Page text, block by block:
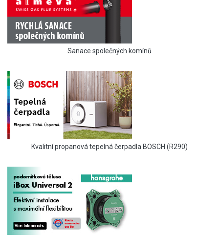
Sanace společných komínů
Kvalitní propanová tepelná čerpadla BOSCH (R290)